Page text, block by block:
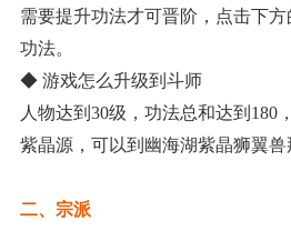
需要提升功法才可晋阶 ，点击下
功法。
◆ 游戏怎么升级到斗师
人物达到30级，功法总和达到180
紫晶源，可以到幽海湖紫晶狮翼兽
二、宗派